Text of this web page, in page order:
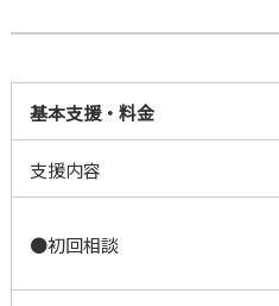
基本支援・料金
支援内容
●初回相談